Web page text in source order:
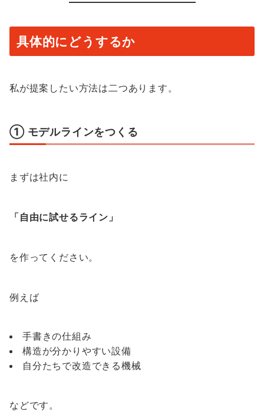
具体的にどうするか
私が提案したい方法は二つあります。
① モデルラインをつくる
まずは社内に
「自由に試せるライン」
を作ってください。
例えば
手書きの仕組み
構造が分かりやすい設備
自分たちで改造できる機械
などです。